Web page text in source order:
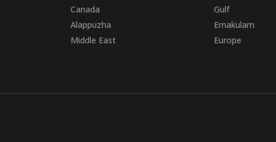
Canada Gulf
Alappuzha Ernakulam
Middle East Europe